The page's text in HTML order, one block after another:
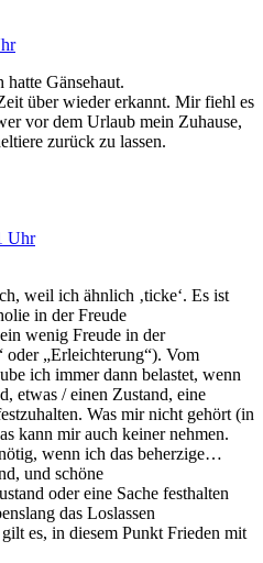
Gänsehaut.
über wieder erkannt. Mir fiehl es
vor dem Urlaub mein Zuhause,
zurück zu lassen.
Uhr
weil ich ähnlich ‚ticke‘. Es ist
in der Freude
wenig Freude in der
„Erleichterung“). Vom
ich immer dann belastet, wenn
etwas / einen Zustand, eine
Was mir nicht gehört (in
kann mir auch keiner nehmen.
wenn ich das beherzige…
und schöne
oder eine Sache festhalten
das Loslassen
es, in diesem Punkt Frieden mit